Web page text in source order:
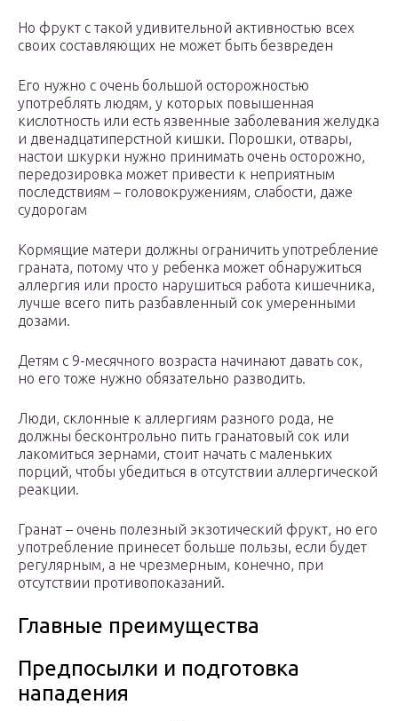
Но фрукт с такой удивительной активностью всех
своих составляющих не может быть безвреден
Его нужно с очень большой осторожностью
употреблять людям, у которых повышенная
кислотность или есть язвенные заболевания желудка
и двенадцатиперстной кишки. Порошки, отвары,
настои шкурки нужно принимать очень осторожно,
передозировка может привести к неприятным
последствиям – головокружениям, слабости, даже
судорогам
Кормящие матери должны ограничить употребление
граната, потому что у ребенка может обнаружиться
аллергия или просто нарушиться работа кишечника,
лучше всего пить разбавленный сок умеренными
дозами.
Детям с 9-месячного возраста начинают давать сок,
но его тоже нужно обязательно разводить.
Люди, склонные к аллергиям разного рода, не
должны бесконтрольно пить гранатовый сок или
лакомиться зернами, стоит начать с маленьких
порций, чтобы убедиться в отсутствии аллергической
реакции.
Гранат – очень полезный экзотический фрукт, но его
употребление принесет больше пользы, если будет
регулярным, а не чрезмерным, конечно, при
отсутствии противопоказаний.
Главные преимущества
Предпосылки и подготовка
нападения